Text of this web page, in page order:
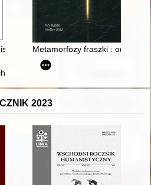
spraw zagranicznych : Agenor
Metamorfozy fraszki : od
(1929-1939) : zapomniane dzieje
2023